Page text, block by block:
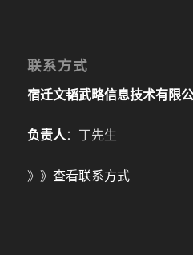
联系方式
宿迁文韬武略信息技术有限
负责人：丁先生
》》 查看联系方式